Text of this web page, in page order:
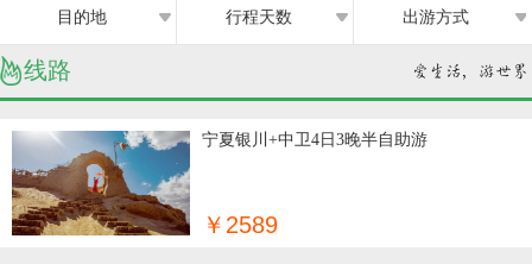
目的地 行程天数 出游方式
银川
全部
私家团
半自助游
全部
2日
3日
线路
宁夏银川+中卫4日3晚半自助游
￥2589